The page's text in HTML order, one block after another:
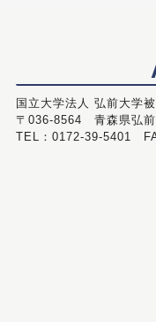
国立大学法人 弘前大学
〒036-8564 青森県弘前
TEL：0172-39-5401